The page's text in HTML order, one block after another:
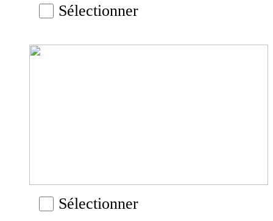
Sélectionner
Sélectionner